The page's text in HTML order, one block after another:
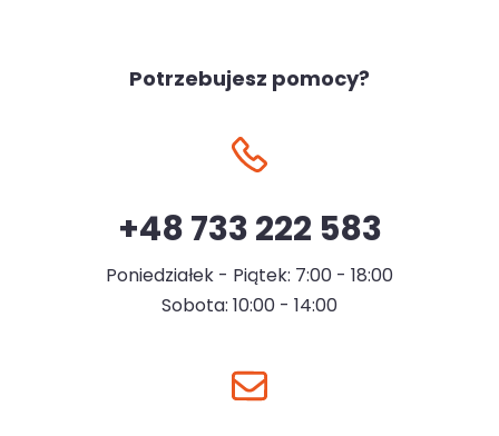
Potrzebujesz pomocy?
+48 733 222 583
Poniedziałek - Piątek: 7:00 - 18:00
Sobota: 10:00 - 14:00